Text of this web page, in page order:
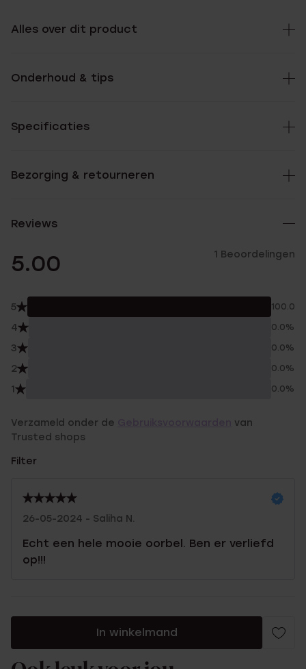
Alles over dit product
Onderhoud & tips
Specificaties
Bezorging & retourneren
Reviews
5.00 1 Beoordelingen
5 100.0%
4 0.0%
3 0.0%
2 0.0%
1 0.0%
Verzameld onder de
van
Trusted shops
Filter
26-05-2024 - Saliha N.
Echt een hele mooie oorbel. Ben er verliefd
op!!!
In winkelmand